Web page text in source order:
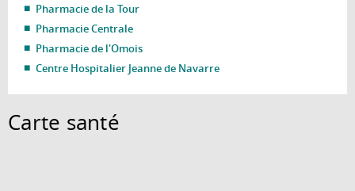
Pharmacie de la Tour
Pharmacie Centrale
Pharmacie de l'Omois
Centre Hospitalier Jeanne de Navarre
Carte santé